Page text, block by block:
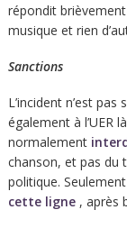
répondit
musique et rien
Sanctions
L’incident n’est
également à l’UER
normalement
chanson, et pas du
politique.
cette ligne, après